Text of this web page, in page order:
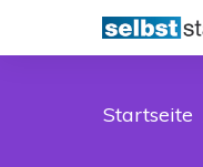
Startseite